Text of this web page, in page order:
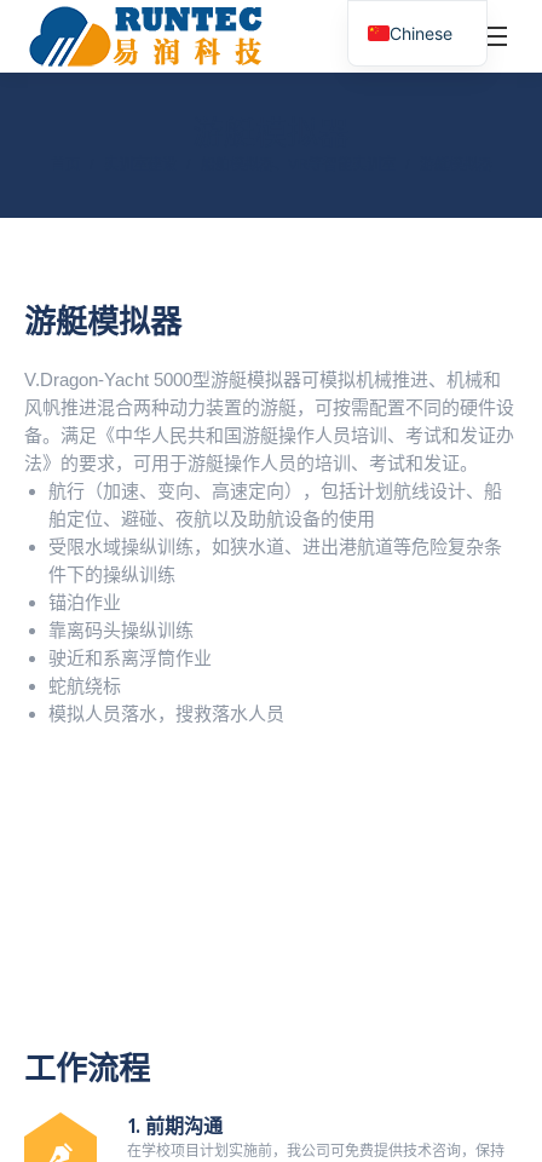
游艇模拟器
V.Dragon-Yacht 5000型游艇模拟器可模拟机械推进、机械和
风帆推进混合两种动力装置的游艇，可按需配置不同的硬件设
备。满足《中华人民共和国游艇操作人员培训、考试和发证办
法》的要求，可用于游艇操作人员的培训、考试和发证。
航行（加速、变向、高速定向），包括计划航线设计、船
舶定位、避碰、夜航以及助航设备的使用
受限水域操纵训练，如狭水道、进出港航道等危险复杂条
件下的操纵训练
锚泊作业
靠离码头操纵训练
驶近和系离浮筒作业
蛇航绕标
模拟人员落水，搜救落水人员
工作流程
1. 前期沟通
在学校项目计划实施前，我公司可免费提供技术咨询，保持
Chinese